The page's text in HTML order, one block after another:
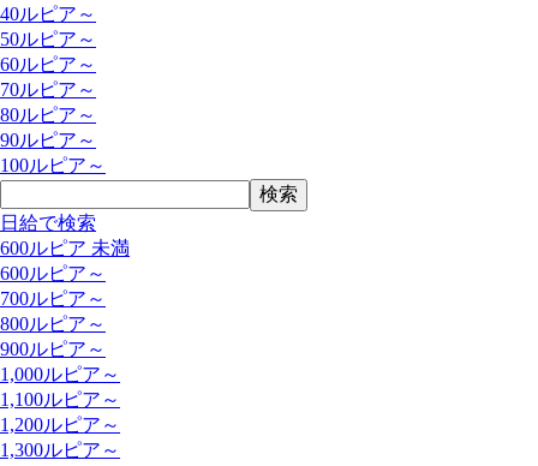
40ルピア～
50ルピア～
60ルピア～
70ルピア～
80ルピア～
90ルピア～
100ルピア～
日給で検索
600ルピア 未満
600ルピア～
700ルピア～
800ルピア～
900ルピア～
1,000ルピア～
1,100ルピア～
1,200ルピア～
1,300ルピア～